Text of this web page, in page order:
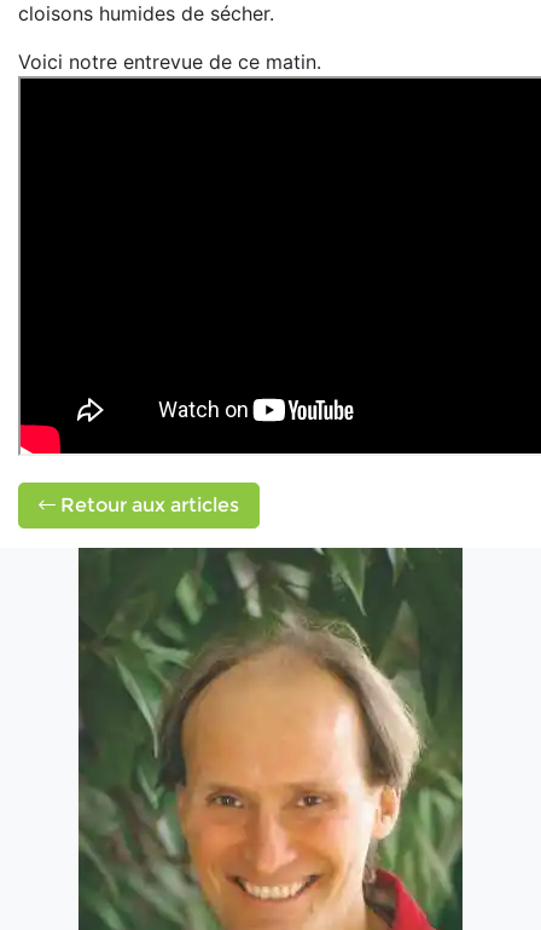
cloisons humides de sécher.
Voici notre entrevue de ce matin.
Retour aux articles